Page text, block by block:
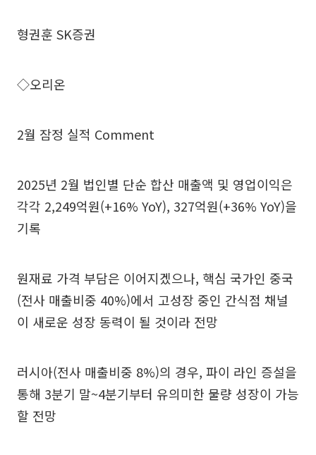
형권훈 SK증권
◇오리온
2월 잠정 실적 Comment
2025년 2월 법인별 단순 합산 매출액 및 영업이익은
각각 2,249억원(+16% YoY), 327억원(+36% YoY)을
기록
원재료 가격 부담은 이어지겠으나, 핵심 국가인 중국
(전사 매출비중 40%)에서 고성장 중인 간식점 채널
이 새로운 성장 동력이 될 것이라 전망
러시아(전사 매출비중 8%)의 경우, 파이 라인 증설을
통해 3분기 말~4분기부터 유의미한 물량 성장이 가능
할 전망